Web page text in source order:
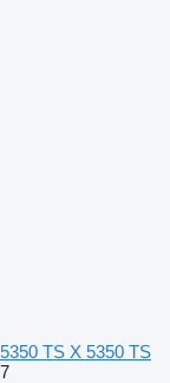
5350 TS X 5350 TS
7